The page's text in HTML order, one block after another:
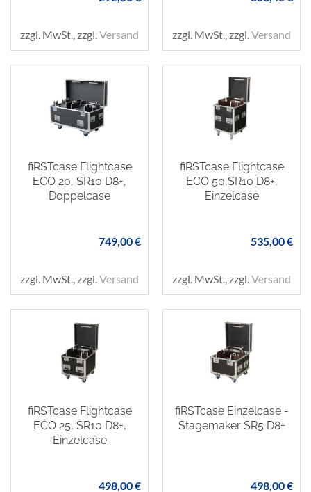
zzgl. MwSt., zzgl.Versand zzgl. MwSt., zzgl.Versand
fiRSTcase Flightcase
ECO 20, SR10 D8+,
Doppelcase
749,00 €
zzgl. MwSt., zzgl.Versand
fiRSTcase Flightcase
ECO 50,SR10 D8+,
Einzelcase
535,00 €
zzgl. MwSt., zzgl.Versand
fiRSTcase Flightcase
ECO 25, SR10 D8+,
Einzelcase
498,00 €
fiRSTcase Einzelcase -
Stagemaker SR5 D8+
498,00 €